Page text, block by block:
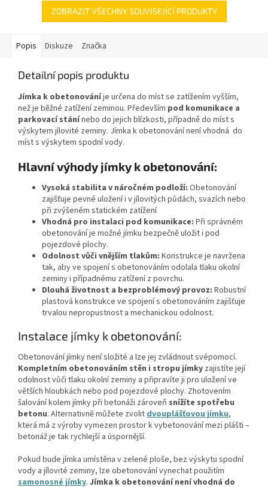
ZOBRAZIT VŠECHNY SOUVISEJÍCÍ PRODUKTY
Popis Diskuze Značka
Detailní popis produktu
Jímka k obetonováníje určena do míst se zatížením vyšším,
než je běžné zatížení zeminou. Především pod komunikace a
parkovací stánínebo do jejich blízkosti, případně do míst s
výskytem jílovité zeminy. Jímka k obetonování není vhodná do
míst s výskytem spodní vody.
Hlavní výhody jímky k obetonování:
Vysoká stabilita v náročném podloží: Obetonování
zajišťuje pevné uložení i v jílovitých půdách, svazích nebo
při zvýšeném statickém zatížení
Vhodná pro instalaci pod komunikace: Při správném
obetonování je možné jímku bezpečně uložit i pod
pojezdové plochy.
Odolnost vůči vnějším tlakům: Konstrukce je navržena
tak, aby ve spojení s obetonováním odolala tlaku okolní
zeminy i případnému zatížení z povrchu.
Dlouhá životnost a bezproblémový provoz: Robustní
plastová konstrukce ve spojení s obetonováním zajišťuje
trvalou nepropustnost a mechanickou odolnost.
Instalace jímky k obetonování:
Obetonování jímky není složité a lze jej zvládnout svépomocí.
Kompletním obetonováním stěn i stropu jímky zajistíte její
odolnost vůči tlaku okolní zeminy a připravíte ji pro uložení ve
větších hloubkách nebo pod pojezdové plochy. Zhotovením
šalování kolem jímky při betonáži zároveň snížíte spotřebu
betonu. Alternativně můžete zvolitdvouplášťovou jímku,
která má z výroby vymezen prostor k vybetonování mezi plášti –
betonáž je tak rychlejší a úspornější.
Pokud bude jímka umístěna v zelené ploše, bez výskytu spodní
vody a jílovité zeminy, lze obetonování vynechat použitím
samonosné jímky. Jímka k obetonování není vhodná do